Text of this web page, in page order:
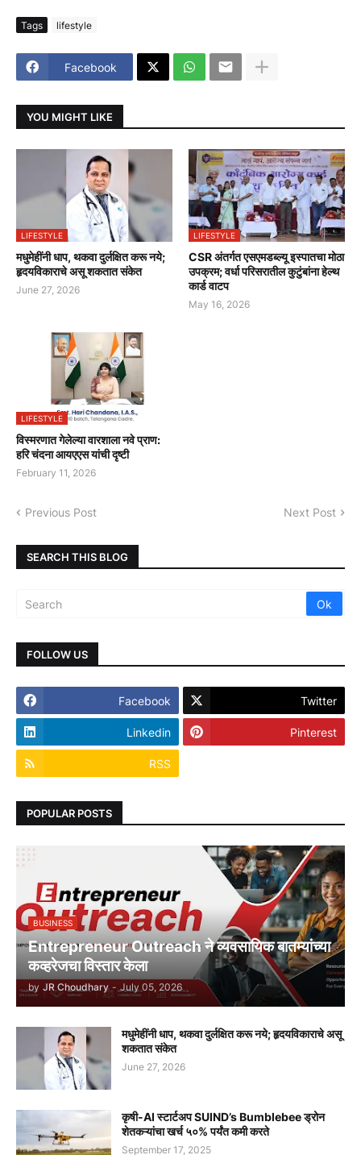
Tags lifestyle
Facebook
YOU MIGHT LIKE
LIFESTYLE
मधुमेहींनी धाप, थकवा दुर्लक्षित करू नये;
हृदयविकाराचे असू शकतात संकेत
June 27, 2026
LIFESTYLE
CSR अंतर्गत एसएमडब्ल्यू इस्पातचा मोठा
उपक्रम; वर्धा परिसरातील कुटुंबांना हेल्थ
कार्ड वाटप
May 16, 2026
LIFESTYLE
विस्मरणात गेलेल्या वारशाला नवे प्राण:
हरि चंदना आयएएस यांची दृष्टी
February 11, 2026
Previous Post Next Post
SEARCH THIS BLOG
FOLLOW US
Facebook Twitter
Linkedin Pinterest
RSS
POPULAR POSTS
BUSINESS
Entrepreneur Outreach ने व्यवसायिक बातम्यांच्या
कव्हरेजचा विस्तार केला
by JR Choudhary - July 05, 2026
मधुमेहींनी धाप, थकवा दुर्लक्षित करू नये; हृदयविकाराचे असू
शकतात संकेत
June 27, 2026
कृषी-AI स्टार्टअप SUIND’s Bumblebee ड्रोन
शेतकऱ्यांचा खर्च ५०% पर्यंत कमी करते
September 17, 2025